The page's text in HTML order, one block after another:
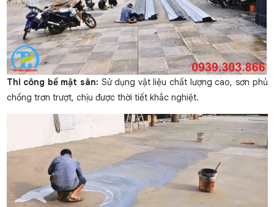
Thi công bề mặt sân: Sử dụng vật liệu chất lượng cao, sơn phủ
chống trơn trượt, chịu được thời tiết khắc nghiệt.